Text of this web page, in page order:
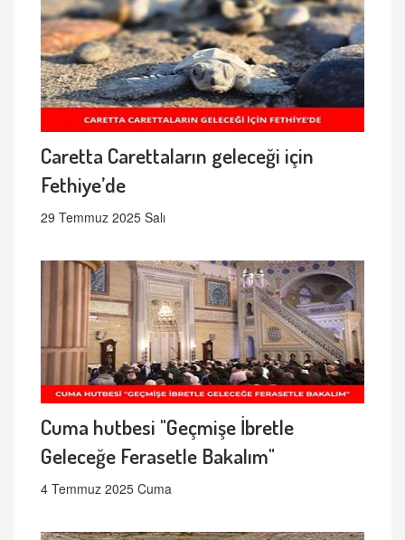
Caretta Carettaların geleceği için
Fethiye’de
29 Temmuz 2025 Salı
Cuma hutbesi "Geçmişe İbretle
Geleceğe Ferasetle Bakalım"
4 Temmuz 2025 Cuma